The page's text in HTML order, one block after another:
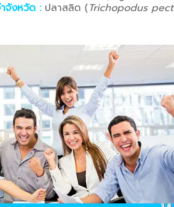
จังหวัด :ปลาสลิด (Trichopodus